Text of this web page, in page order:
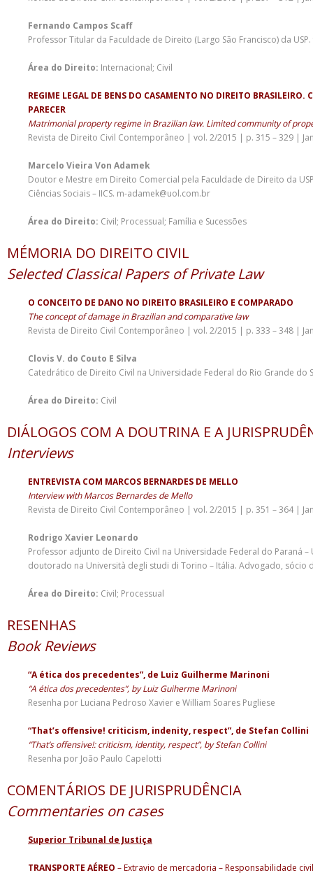
Fernando Campos Scaff
Professor Titular da Faculdade de Direito (Largo São Francisco) da USP.
Área do Direito: Internacional; Civil
REGIME LEGAL DE BENS DO CASAMENTO NO DIREITO
PARECER
Matrimonial property regime in Brazilian law. Limited community of
Revista de Direito Civil Contemporâneo | vol. 2/2015 | p. 315 – 329 |
Marcelo Vieira Von Adamek
Doutor e Mestre em Direito Comercial pela Faculdade de Direito da
Ciências Sociais – IICS. m-adamek@uol.com.br
Área do Direito: Civil; Processual; Família e Sucessões
MÉMORIA DO DIREITO CIVIL
Selected Classical Papers of Private Law
O CONCEITO DE DANO NO DIREITO BRASILEIRO E COMPARADO
The concept of damage in Brazilian and comparative law
Revista de Direito Civil Contemporâneo | vol. 2/2015 | p. 333 – 348 |
Clovis V. do Couto E Silva
Catedrático de Direito Civil na Universidade Federal do Rio Grande do
Área do Direito: Civil
DIÁLOGOS COM A DOUTRINA E A
Interviews
ENTREVISTA COM MARCOS BERNARDES DE MELLO
Interview with Marcos Bernardes de Mello
Revista de Direito Civil Contemporâneo | vol. 2/2015 | p. 351 – 364 |
Rodrigo Xavier Leonardo
Professor adjunto de Direito Civil na Universidade Federal do Paraná –
doutorado na Università degli studi di Torino – Itália. Advogado, sócio
Área do Direito: Civil; Processual
RESENHAS
Book Reviews
“A ética dos precedentes”, de Luiz Guilherme Marinoni
“A ética dos precedentes”, by Luiz Guiherme Marinoni
Resenha por Luciana Pedroso Xavier e William Soares Pugliese
“That’s offensive! criticism, indenity, respect”, de Stefan Collini
“That’s offensive!: criticism, identity, respect”, by Stefan Collini
Resenha por João Paulo Capelotti
COMENTÁRIOS DE JURISPRUDÊNCIA
Commentaries on cases
Superior Tribunal de Justiça
TRANSPORTE AÉREO – Extravio de mercadoria – Responsabilidade